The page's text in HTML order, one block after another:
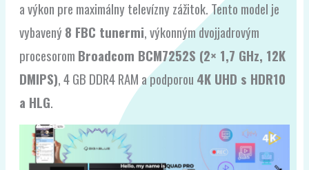
a výkon pre maximálny televízny zážitok. Tento model je
vybavený8 FBC tunermi, výkonným dvojjadrovým
procesorom Broadcom BCM7252S (2× 1,7 GHz, 12K
DMIPS), 4 GB DDR4 RAM a podporou 4K UHD s HDR10
a HLG.